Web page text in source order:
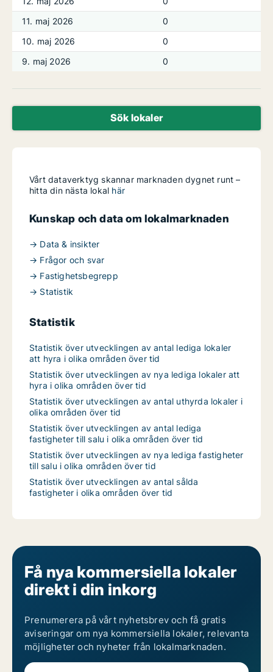
11. maj 2026
0
10. maj 2026
0
9. maj 2026
0
Sök lokaler
Vårt dataverktyg skannar marknaden dygnet runt –
hitta din nästa lokal här
Kunskap och data om lokalmarknaden
→ Data & insikter
→ Frågor och svar
→ Fastighetsbegrepp
→ Statistik
Statistik
Statistik över utvecklingen av antal lediga lokaler
att hyra i olika områden över tid
Statistik över utvecklingen av nya lediga lokaler att
hyra i olika områden över tid
Statistik över utvecklingen av antal uthyrda lokaler i
olika områden över tid
Statistik över utvecklingen av antal lediga
fastigheter till salu i olika områden över tid
Statistik över utvecklingen av nya lediga fastigheter
till salu i olika områden över tid
Statistik över utvecklingen av antal sålda
fastigheter i olika områden över tid
Få nya kommersiella lokaler
direkt i din inkorg
Prenumerera på vårt nyhetsbrev och få gratis
aviseringar om nya kommersiella lokaler, relevanta
möjligheter och nyheter från lokalmarknaden.